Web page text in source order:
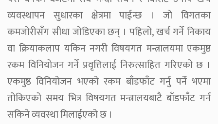
व्यवस्थापन सुधारका क्षेत्रमा पाईन्छ । जो विगतका
कमजोरीसँग सीधा जोडिएका छन् । पहिलो, खर्च गर्ने निकाय
वा क्रियाकलाप यकिन नगरी विषयगत मन्त्रालयमा एकमुष्ठ
रकम विनियोजन गर्ने प्रवृत्तिलाई निरुत्साहित गरिएको छ ।
एकमुष्ठ विनियोजन भएको रकम बाँडफाँट गर्नु पर्ने भएमा
तोकिएको समय भित्र विषयगत मन्त्रालयबाटै बाँडफाँट गर्न
सकिने व्यवस्था मिलाईएको छ ।